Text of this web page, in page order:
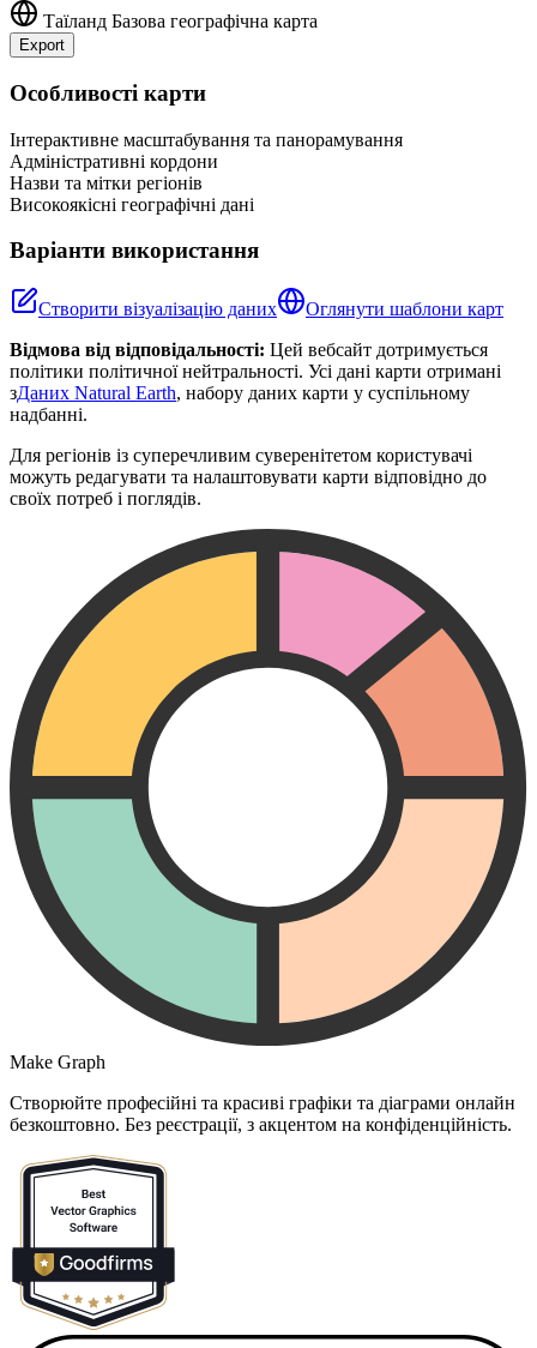
Таїланд Базова географічна карта
Export
+
Особливості карти
Інтерактивне масштабування та панорамування
Адміністративні кордони
Назви та мітки регіонів
Високоякісні географічні дані
Варіанти використання
Створити візуалізацію даних
Оглянути шаблони карт
Відмова від відповідальності: Цей вебсайт дотримується
політики політичної нейтральності. Усі дані карти отримані
зДаних Natural Earth, набору даних карти у суспільному
надбанні.
Для регіонів із суперечливим суверенітетом користувачі
можуть редагувати та налаштовувати карти відповідно до
своїх потреб і поглядів.
Make Graph
Створюйте професійні та красиві графіки та діаграми онлайн
безкоштовно. Без реєстрації, з акцентом на конфіденційність.